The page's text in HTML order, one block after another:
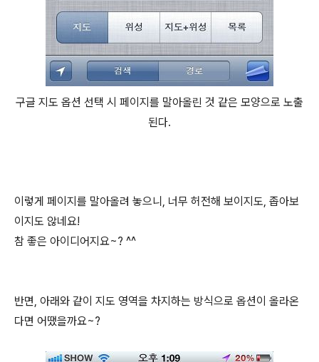
구글 지도 옵션 선택 시 페이지를 말아올린 것 같은 모양으로 노출
된다.
이렇게 페이지를 말아올려 놓으니, 너무 허전해 보이지도, 좁아보
이지도 않네요!
참 좋은 아이디어지요~? ^^
반면, 아래와 같이 지도 영역을 차지하는 방식으로 옵션이 올라온
다면 어땠을까요~?